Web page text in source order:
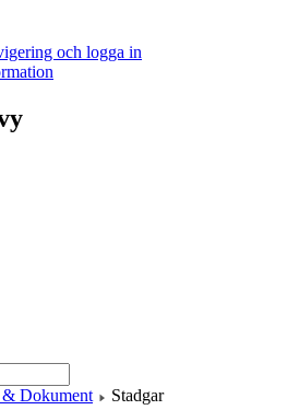
och logga in
& Dokument Stadgar